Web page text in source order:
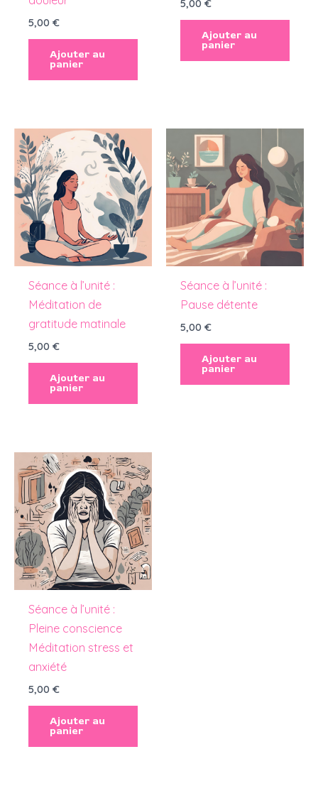
5,00 €
Ajouter au
panier
5,00 €
Ajouter au
panier
Séance à l’unité :
Méditation de
gratitude matinale
5,00 €
Ajouter au
panier
Séance à l’unité :
Pause détente
5,00 €
Ajouter au
panier
Séance à l’unité :
Pleine conscience
Méditation stress et
anxiété
5,00 €
Ajouter au
panier